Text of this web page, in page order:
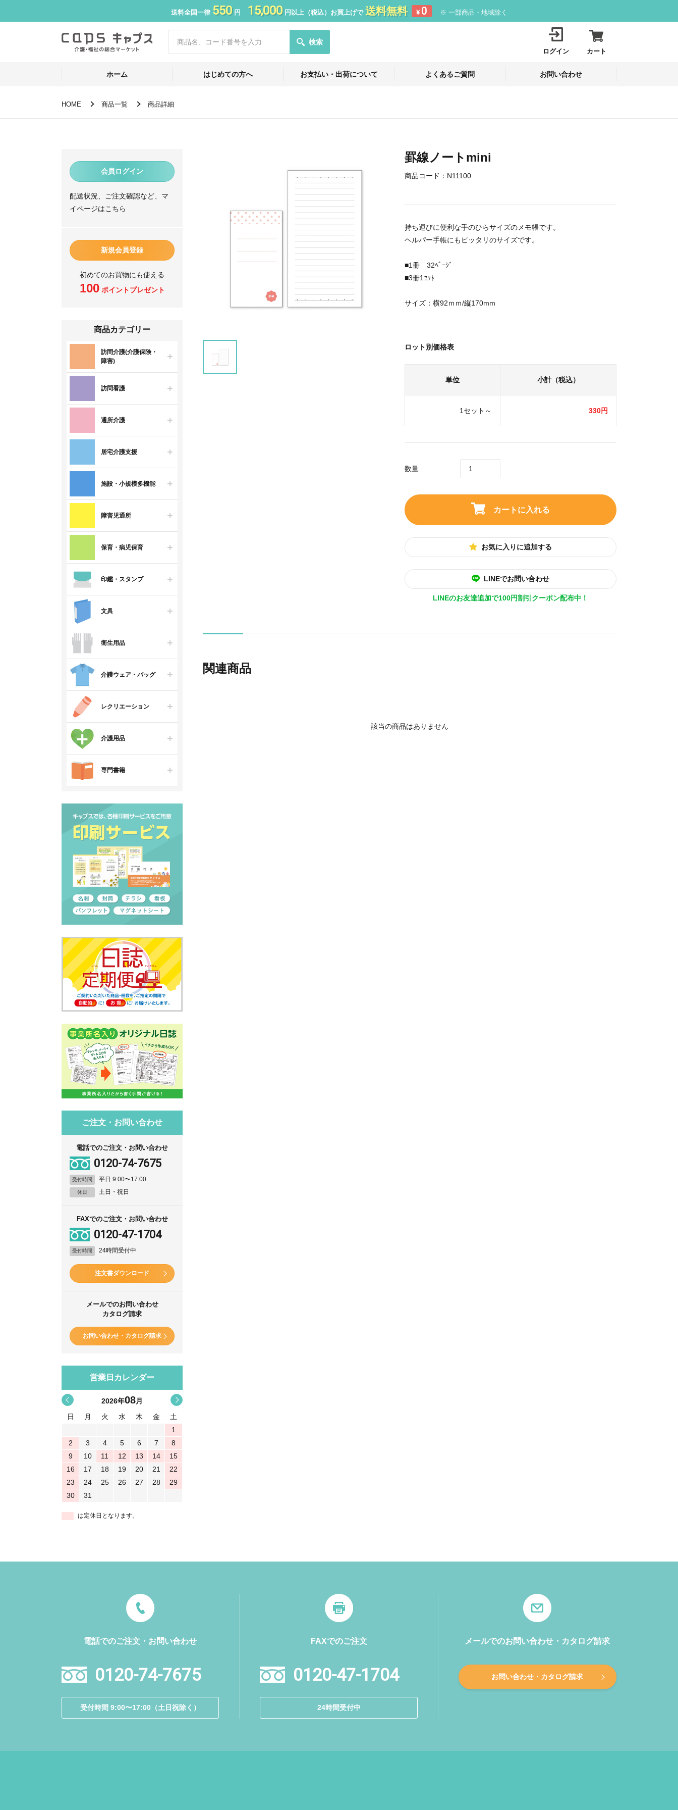
送料全国一律 550円 15,000円以上（税込）お買上げで 送料無料 ¥ 0 ※ 一部商品・地域除く
検索
ログイン カート
ホーム はじめての方へ お支払い・出荷について よくあるご質問 お問い合わせ
HOME 商品一覧 商品詳細
会員ログイン
配送状況、ご注文確認など、マ
イページはこちら
新規会員登録
初めてのお買物にも使える
100ポイントプレゼント
商品カテゴリー
訪問介護(介護保険・
障害)
訪問看護
通所介護
居宅介護支援
施設・小規模多機能
障害児通所
保育・病児保育
印鑑・スタンプ
文具
衛生用品
介護ウェア・バッグ
レクリエーション
介護用品
専門書籍
ご注文・お問い合わせ
電話でのご注文・お問い合わせ
0120-74-7675
受付時間 平日 9:00〜17:00
休日 土日・祝日
FAXでのご注文・お問い合わせ
0120-47-1704
受付時間 24時間受付中
注文書ダウンロード
メールでのお問い合わせ
カタログ請求
お問い合わせ・カタログ請求
営業日カレンダー
< 2026年08月
日
月 火 水 木 金
土
1
2
3 4 5 6 7
8
9
10 11 12 13 14
15
16
17 18 19 20 21
22
23
24 25 26 27 28
29
30
31
は定休日となります。
罫線ノートmini
商品コード： N11100
持ち運びに便利な手のひらサイズのメモ帳です。
ヘルパー手帳にもピッタリのサイズです。
■1冊 32ﾍﾟｰｼﾞ
■3冊1ｾｯﾄ
サイズ：横92ｍｍ/縦170mm
ロット別価格表
単位 小計（税込）
1セット～ 330円
数量
カートに入れる
お気に入りに追加する
LINEでお問い合わせ
LINEのお友達追加で100円割引クーポン配布中！
関連商品
該当の商品はありません
電話でのご注文・お問い合わせ
0120-74-7675
受付時間 9:00〜17:00（土日祝除く）
FAXでのご注文
0120-47-1704
24時間受付中
メールでのお問い合わせ・カタログ請求
お問い合わせ・カタログ請求